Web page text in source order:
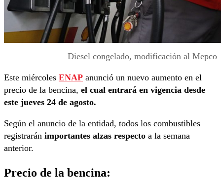
Diesel congelado, modificación al Mepco
Este miércoles ENAP anunció un nuevo aumento en el
precio de la bencina, el cual entrará en vigencia desde
este jueves 24 de agosto.
Según el anuncio de la entidad, todos los combustibles
registrarán importantes alzas respecto a la semana
anterior.
Precio de la bencina: